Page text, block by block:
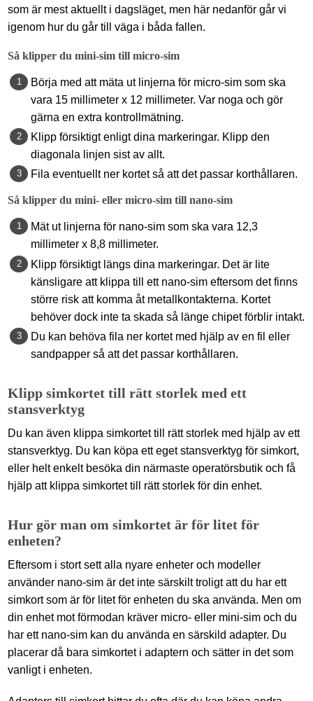
som är mest aktuellt i dagsläget, men här nedanför går vi
igenom hur du går till väga i båda fallen.
Så klipper du mini-sim till micro-sim
Börja med att mäta ut linjerna för micro-sim som ska
vara 15 millimeter x 12 millimeter. Var noga och gör
gärna en extra kontrollmätning.
Klipp försiktigt enligt dina markeringar. Klipp den
diagonala linjen sist av allt.
Fila eventuellt ner kortet så att det passar korthållaren.
Så klipper du mini- eller micro-sim till nano-sim
Mät ut linjerna för nano-sim som ska vara 12,3
millimeter x 8,8 millimeter.
Klipp försiktigt längs dina markeringar. Det är lite
känsligare att klippa till ett nano-sim eftersom det finns
större risk att komma åt metallkontakterna. Kortet
behöver dock inte ta skada så länge chipet förblir intakt.
Du kan behöva fila ner kortet med hjälp av en fil eller
sandpapper så att det passar korthållaren.
Klipp simkortet till rätt storlek med ett
stansverktyg
Du kan även klippa simkortet till rätt storlek med hjälp av ett
stansverktyg. Du kan köpa ett eget stansverktyg för simkort,
eller helt enkelt besöka din närmaste operatörsbutik och få
hjälp att klippa simkortet till rätt storlek för din enhet.
Hur gör man om simkortet är för litet för
enheten?
Eftersom i stort sett alla nyare enheter och modeller
använder nano-sim är det inte särskilt troligt att du har ett
simkort som är för litet för enheten du ska använda. Men om
din enhet mot förmodan kräver micro- eller mini-sim och du
har ett nano-sim kan du använda en särskild adapter. Du
placerar då bara simkortet i adaptern och sätter in det som
vanligt i enheten.